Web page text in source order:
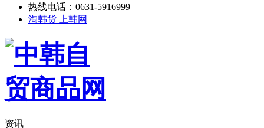
热线电话：0631-5916999
淘韩货 上韩网
资讯